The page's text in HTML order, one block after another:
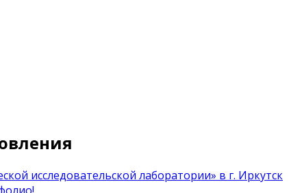
исследовательской лаборатории» в г. Иркутск